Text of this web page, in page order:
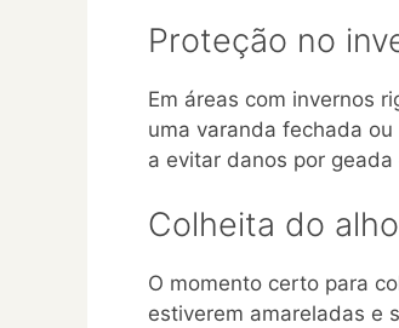
Proteção no
Em áreas com invernos
uma varanda fechada
a evitar danos por
Colheita do alho
O momento certo para
estiverem amareladas e